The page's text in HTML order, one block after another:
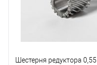
Шестерня редуктора 0,55